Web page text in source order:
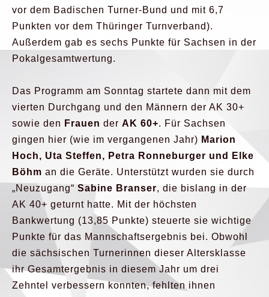
vor dem Badischen Turner-Bund und mit 6,7
Punkten vor dem Thüringer Turnverband).
Außerdem gab es sechs Punkte für Sachsen in der
Pokalgesamtwertung.
Das Programm am Sonntag startete dann mit dem
vierten Durchgang und den Männern der AK 30+
sowie den Frauen der AK 60+. Für Sachsen
gingen hier (wie im vergangenen Jahr) Marion
Hoch, Uta Steffen, Petra Ronneburger und Elke
Böhm an die Geräte. Unterstützt wurden sie durch
„Neuzugang“ Sabine Branser, die bislang in der
AK 40+ geturnt hatte. Mit der höchsten
Bankwertung (13,85 Punkte) steuerte sie wichtige
Punkte für das Mannschaftsergebnis bei. Obwohl
die sächsischen Turnerinnen dieser Altersklasse
ihr Gesamtergebnis in diesem Jahr um drei
Zehntel verbessern konnten, fehlten ihnen